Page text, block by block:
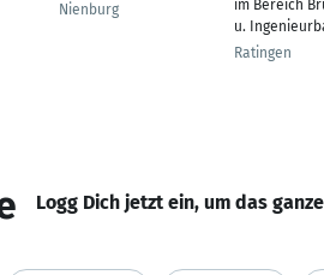
Nienburg
im Bereich
u.
Ratingen
Logg Dich jetzt ein, um das